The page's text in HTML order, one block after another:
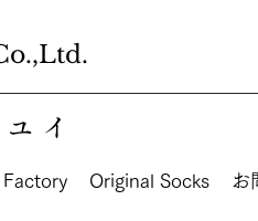
イ
Original Socks お